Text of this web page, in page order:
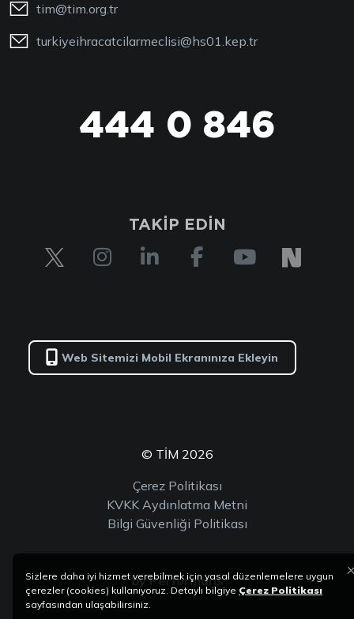
tim@tim.org.tr
turkiyeihracatcilarmeclisi@hs01.kep.tr
444 0 846
TAKİP EDİN
Web Sitemizi Mobil Ekranınıza Ekleyin
© TİM 2026
Çerez Politikası
KVKK Aydınlatma Metni
Bilgi Güvenliği Politikası
byPerformans
Sizlere daha iyi hizmet verebilmek için yasal düzenlemelere uygun
çerezler (cookies) kullanıyoruz. Detaylı bilgiye Çerez Politikası
sayfasından ulaşabilirsiniz.